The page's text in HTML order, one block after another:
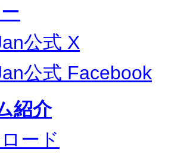
公式 X
公式 Facebook
紹介
ード